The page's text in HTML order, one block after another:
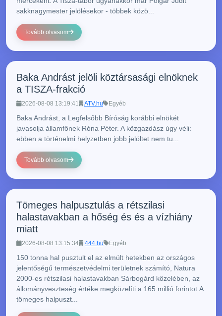
sakknagymester jelölésekor - többek közö...
Tovább olvasom
Baka Andrást jelöli köztársasági elnöknek
a TISZA-frakció
2026-08-08 13:19:41 ATV.hu Egyéb
Baka Andrást, a Legfelsőbb Bíróság korábbi elnökét
javasolja államfőnek Róna Péter. A közgazdász úgy véli:
ebben a történelmi helyzetben jobb jelöltet nem tu...
Tovább olvasom
Tömeges halpusztulás a rétszilasi
halastavakban a hőség és és a vízhiány
miatt
2026-08-08 13:15:34 444.hu Egyéb
150 tonna hal pusztult el az elmúlt hetekben az országos
jelentőségű természetvédelmi területnek számító, Natura
2000-es rétszilasi halastavakban Sárbogárd közelében, az
állományveszteség értéke megközelíti a 165 millió forintot.A
tömeges halpuszt...